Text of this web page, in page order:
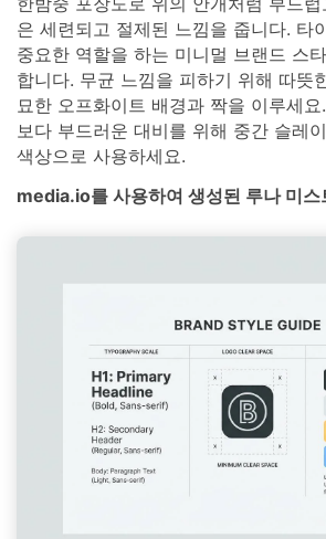
은 세련되고 절제된 느낌을 줍니다. 타
중요한 역할을 하는 미니멀 브랜드 스
합니다. 무균 느낌을 피하기 위해 따뜻
묘한 오프화이트 배경과 짝을 이루세
보다 부드러운 대비를 위해 중간 슬레
색상으로 사용하세요.
media.io를 사용하여 생성된 루나 미스